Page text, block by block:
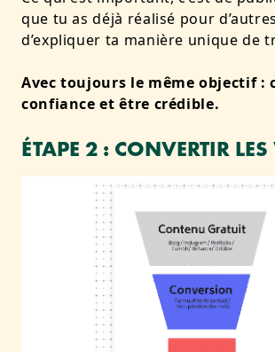
que tu as déjà réalisé pour
d’expliquer ta manière unique de
Avec toujours le même objectif :
confiance et être crédible.
ÉTAPE 2 : CONVERTIR